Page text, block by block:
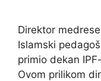
Direktor medrese
Islamski
primio dekan
Ovom prilikom